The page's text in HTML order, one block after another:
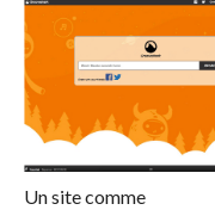
Un site comme